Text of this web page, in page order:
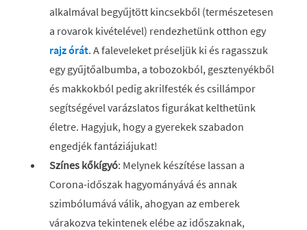
alkalmával begyűjtött kincsekből (természetesen
a rovarok kivételével) rendezhetünk otthon egy
rajz órát. A faleveleket préseljük ki és ragasszuk
egy gyűjtőalbumba, a tobozokból, gesztenyékből
és makkokból pedig akrilfesték és csillámpor
segítségével varázslatos figurákat kelthetünk
életre. Hagyjuk, hogy a gyerekek szabadon
engedjék fantáziájukat!
Színes kőkígyó: Melynek készítése lassan a
Corona-időszak hagyományává és annak
szimbólumává válik, ahogyan az emberek
várakozva tekintenek elébe az időszaknak,